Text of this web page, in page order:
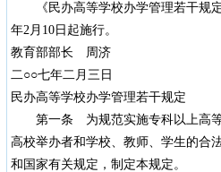
《民办高等学校办学管理若干规定
年2月10日起施行。
教育部部长 周济
二○○七年二月三日
民办高等学校办学管理若干规定
第一条 为规范实施专科以上高等
高校举办者和学校、教师、学生的合
和国家有关规定，制定本规定。